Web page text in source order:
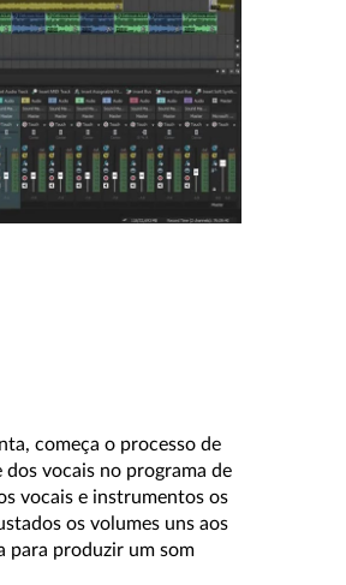
começa o processo de
vocais no programa de
vocais e instrumentos os
os volumes uns aos
para produzir um som